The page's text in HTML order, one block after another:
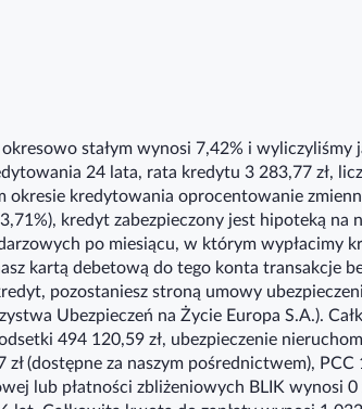
stałym wynosi 7,42% i wyliczyliśmy
24 lata, rata kredytu 3 283,77 zł,
kredytowania oprocentowanie
kredyt zabezpieczony jest hipoteką na
po miesiącu, w którym wypłacimy
kartą debetową do tego konta transakcje
pozostaniesz stroną umowy
Ubezpieczeń na Życie Europa S.A.).
494 120,59 zł, ubezpieczenie
(dostępne za naszym pośrednictwem), PCC
lub płatności zbliżeniowych BLIK wynosi